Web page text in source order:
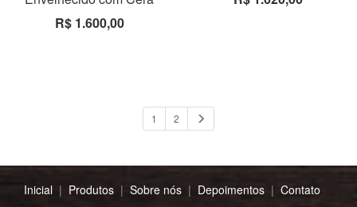
R$ 1.600,00
1 2
Inicial | Produtos | Sobre nós | Depoimentos | Contato